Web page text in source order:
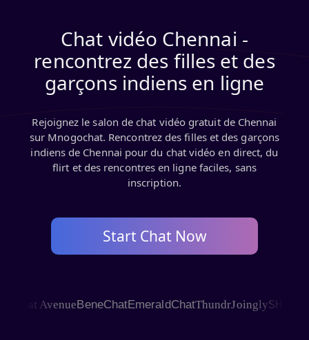
Chat vidéo Chennai -
rencontrez des filles et des
garçons indiens en ligne
Rejoignez le salon de chat vidéo gratuit de Chennai
sur Mnogochat. Rencontrez des filles et des garçons
indiens de Chennai pour du chat vidéo en direct, du
flirt et des rencontres en ligne faciles, sans
inscription.
Start Chat Now
AvenueBeneChatEmeraldChatThundrJoinglySHAGLE